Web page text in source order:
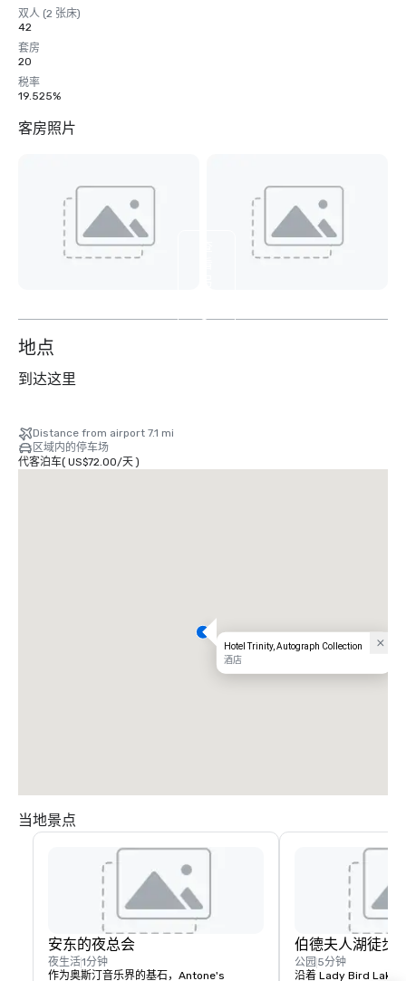
双人 (2 张床)
42
套房
20
税率
19.525%
客房照片
8
地点
到达这里
Distance from airport 7.1 mi
区域内的停车场
代客泊车( US$72.00/天)
Hotel Trinity, Autograph Collection
酒店
当地景点
安东的夜总会
夜生活1分钟
作为奥斯汀音乐界的基石，Antone's
伯德夫人湖徒步
公园 5分钟
沿着 Lady Bird Lake